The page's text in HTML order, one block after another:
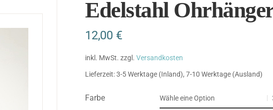
Edelstahl
12,00 €
inkl. MwSt. zzgl. Versandkosten
Lieferzeit:3-5 Werktage (Inland), 7-10 Werktage (Ausland)
Farbe